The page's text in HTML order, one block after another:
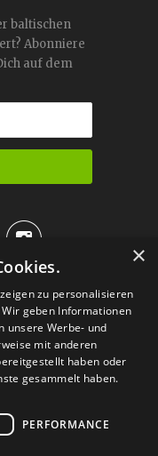
baltischen
Abonniere
auf dem
 ×
zu personalisieren
geben Informationen
unsere Werbe- und
mit anderen
haben oder
gesammelt haben.
PERFORMANCE